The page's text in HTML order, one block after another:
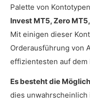
Palette von
Invest MT5, Zero
Mit einigen dieser
Orderausführung von
effizientesten auf
Es besteht die
dies unwahrscheinlich